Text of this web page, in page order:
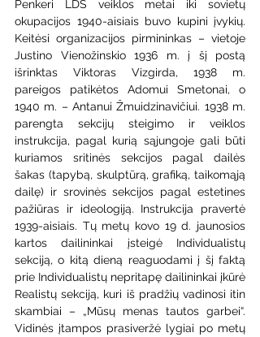
Penkeri LDS veiklos metai iki sovietų
okupacijos 1940-aisiais buvo kupini įvykių.
Keitėsi organizacijos pirmininkas – vietoje
Justino Vienožinskio 1936 m. į šį postą
išrinktas Viktoras Vizgirda, 1938 m.
pareigos patikėtos Adomui Smetonai, o
1940 m. – Antanui Žmuidzinavičiui. 1938 m.
parengta sekcijų steigimo ir veiklos
instrukcija, pagal kurią sąjungoje gali būti
kuriamos sritinės sekcijos pagal dailės
šakas (tapybą, skulptūrą, grafiką, taikomąją
dailę) ir srovinės sekcijos pagal estetines
pažiūras ir ideologiją. Instrukcija pravertė
1939-aisiais. Tų metų kovo 19 d. jaunosios
kartos dailininkai įsteigė Individualistų
sekciją, o kitą dieną reaguodami į šį faktą
prie Individualistų nepritapę dailininkai įkūrė
Realistų sekciją, kuri iš pradžių vadinosi itin
skambiai – „Mūsų menas tautos garbei“.
Vidinės įtampos prasiveržė lygiai po metų